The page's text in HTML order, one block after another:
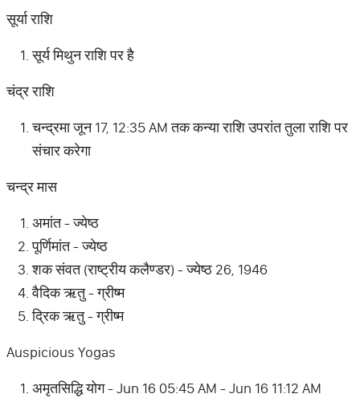
सूर्या राशि
सूर्य मिथुन राशि पर है
चंद्र राशि
चन्द्रमा जून 17, 12:35 AM तक कन्या राशि उपरांत तुला राशि पर
संचार करेगा
चन्द्र मास
अमांत - ज्येष्ठ
पूर्णिमांत - ज्येष्ठ
शक संवत (राष्ट्रीय कलैण्डर) - ज्येष्ठ 26, 1946
वैदिक ऋतु - ग्रीष्म
द्रिक ऋतु - ग्रीष्म
Auspicious Yogas
अमृतसिद्धि योग - Jun 16 05:45 AM - Jun 16 11:12 AM